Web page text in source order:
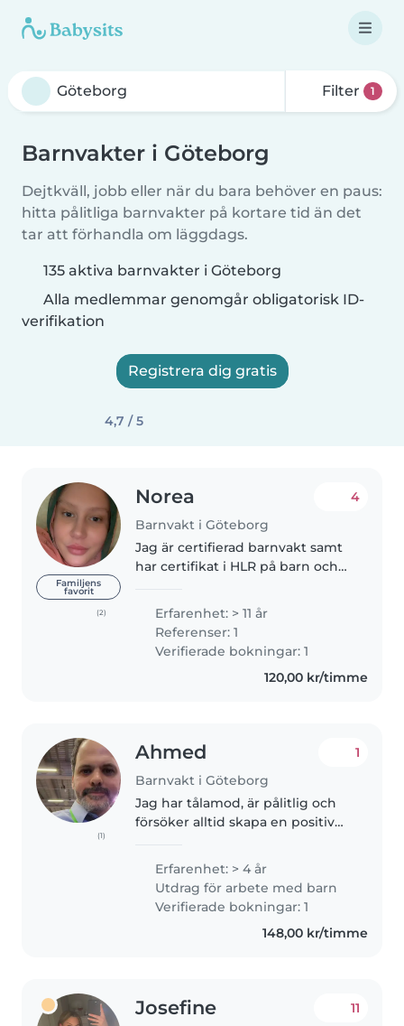
Filter 1
Barnvakter i Göteborg
Dejtkväll, jobb eller när du bara behöver en paus:
hitta pålitliga barnvakter på kortare tid än det
tar att förhandla om läggdags.
135 aktiva barnvakter i Göteborg
Alla medlemmar genomgår obligatorisk ID-
verifikation
Registrera dig gratis
4,7 / 5
Familjens
favorit
(2)
Norea
Barnvakt i Göteborg
4
Jag är certifierad barnvakt samt
har certifikat i HLR på barn och
erfarenhet av barn passning i
alla åldrar. Jag har jobbat som
nanny inom myNanny i ett par..
Erfarenhet: > 11 år
Referenser: 1
Verifierade bokningar: 1
120,00 kr/timme
(1)
Ahmed
Barnvakt i Göteborg
1
Jag har tålamod, är pålitlig och
försöker alltid skapa en positiv
känner sig trygga. Jag kan både
leka och samtidigt se till att
regler följs. Dessutom är..
Erfarenhet: > 4 år
Utdrag för arbete med barn
Verifierade bokningar: 1
148,00 kr/timme
Josefine 11